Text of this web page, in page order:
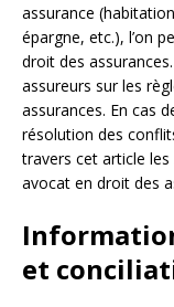
assurance
épargne, etc.), l’on
droit des
assureurs sur les
assurances. En cas
résolution des
travers cet article les
avocat en droit des
et